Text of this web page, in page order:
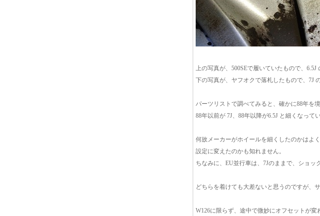
上の写真が、500SEで履いていたもので、6.5J
下の写真が、ヤフオクで落札したもので、7J
パーツリストで調べてみると、確かに88年を
88年以前が 7J、88年以降が6.5J と細くなってい
何故メーカーがホイールを細くしたのかはよ
設定に変えたのかも知れません。
ちなみに、EU並行車は、7Jのままで、ショッ
どちらを着けても大差ないと思うのですが、
W126に限らず、途中で微妙にオフセットが